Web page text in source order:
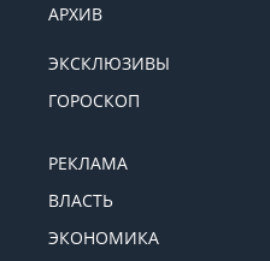
АРХИВ
ЭКСКЛЮЗИВЫ
ГОРОСКОП
РЕКЛАМА
ВЛАСТЬ
ЭКОНОМИКА